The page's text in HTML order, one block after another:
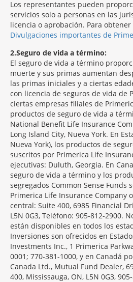
Los representantes pueden
servicios solo a personas en las
licencia o aprobación. Para
Divulgaciones importantes de
2 Seguro de vida a término:
El seguro de vida a término
muerte y sus primas aumentan
las primas iniciales y a ciertas
con licencia de seguros de vida de
ciertas empresas filiales de
productos de seguro de vida a
National Benefit Life Insurance
Long Island City, Nueva York. En
Nueva York), los productos de
suscritos por Primerica Life
ejecutivas: Duluth, Georgia. En
seguro de vida a término y los
segregados Common Sense Funds
Primerica Life Insurance Company
central: Suite 400, 6985 Financial
L5N 0G3, Teléfono: 905-812-2900.
están disponibles en todos los
Inversiones son ofrecidos en
Investments Inc., 1 Primerica
0001; 770-381-1000, y en Canadá
Canada Ltd., Mutual Fund Dealer,
400, Mississauga, ON, L5N 0G3,